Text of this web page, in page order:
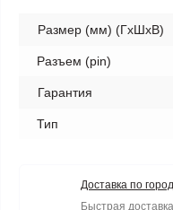
Размер (мм) (ГхШхВ)
Разъем (pin)
Гарантия
Тип
Доставка по
Быстрая